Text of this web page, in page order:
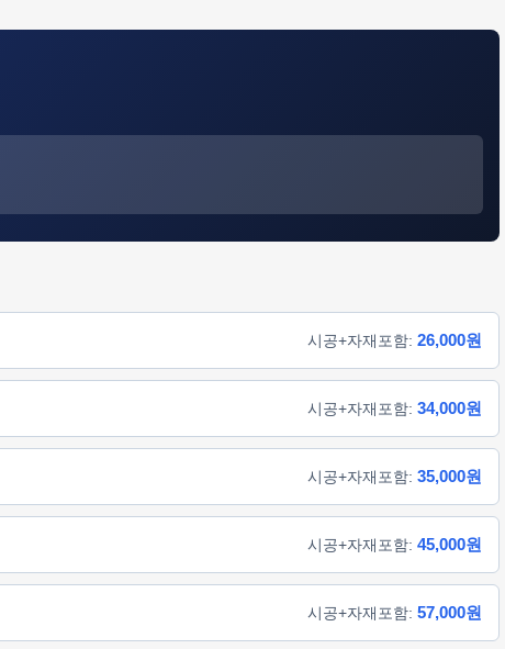
시공+자재포함: 26,000원
시공+자재포함: 34,000원
시공+자재포함: 35,000원
시공+자재포함: 45,000원
시공+자재포함: 57,000원